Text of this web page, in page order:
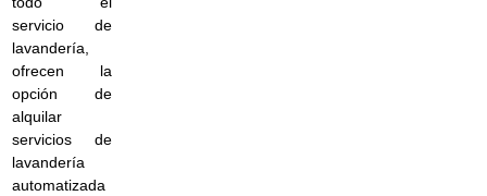
servicio de
lavandería,
ofrecen la
opción de
alquilar
servicios de
lavandería
automatizada